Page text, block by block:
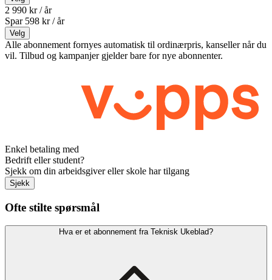
2 990 kr / år
Spar 598 kr /år
Velg
Alle abonnement fornyes automatisk til ordinærpris, kanseller når du
vil. Tilbud og kampanjer gjelder bare for nye abonnenter.
Enkel betaling med
Bedrift eller student?
Sjekk om din arbeidsgiver eller skole har tilgang
Sjekk
Ofte stilte spørsmål
Hva er et abonnement fra Teknisk Ukeblad?